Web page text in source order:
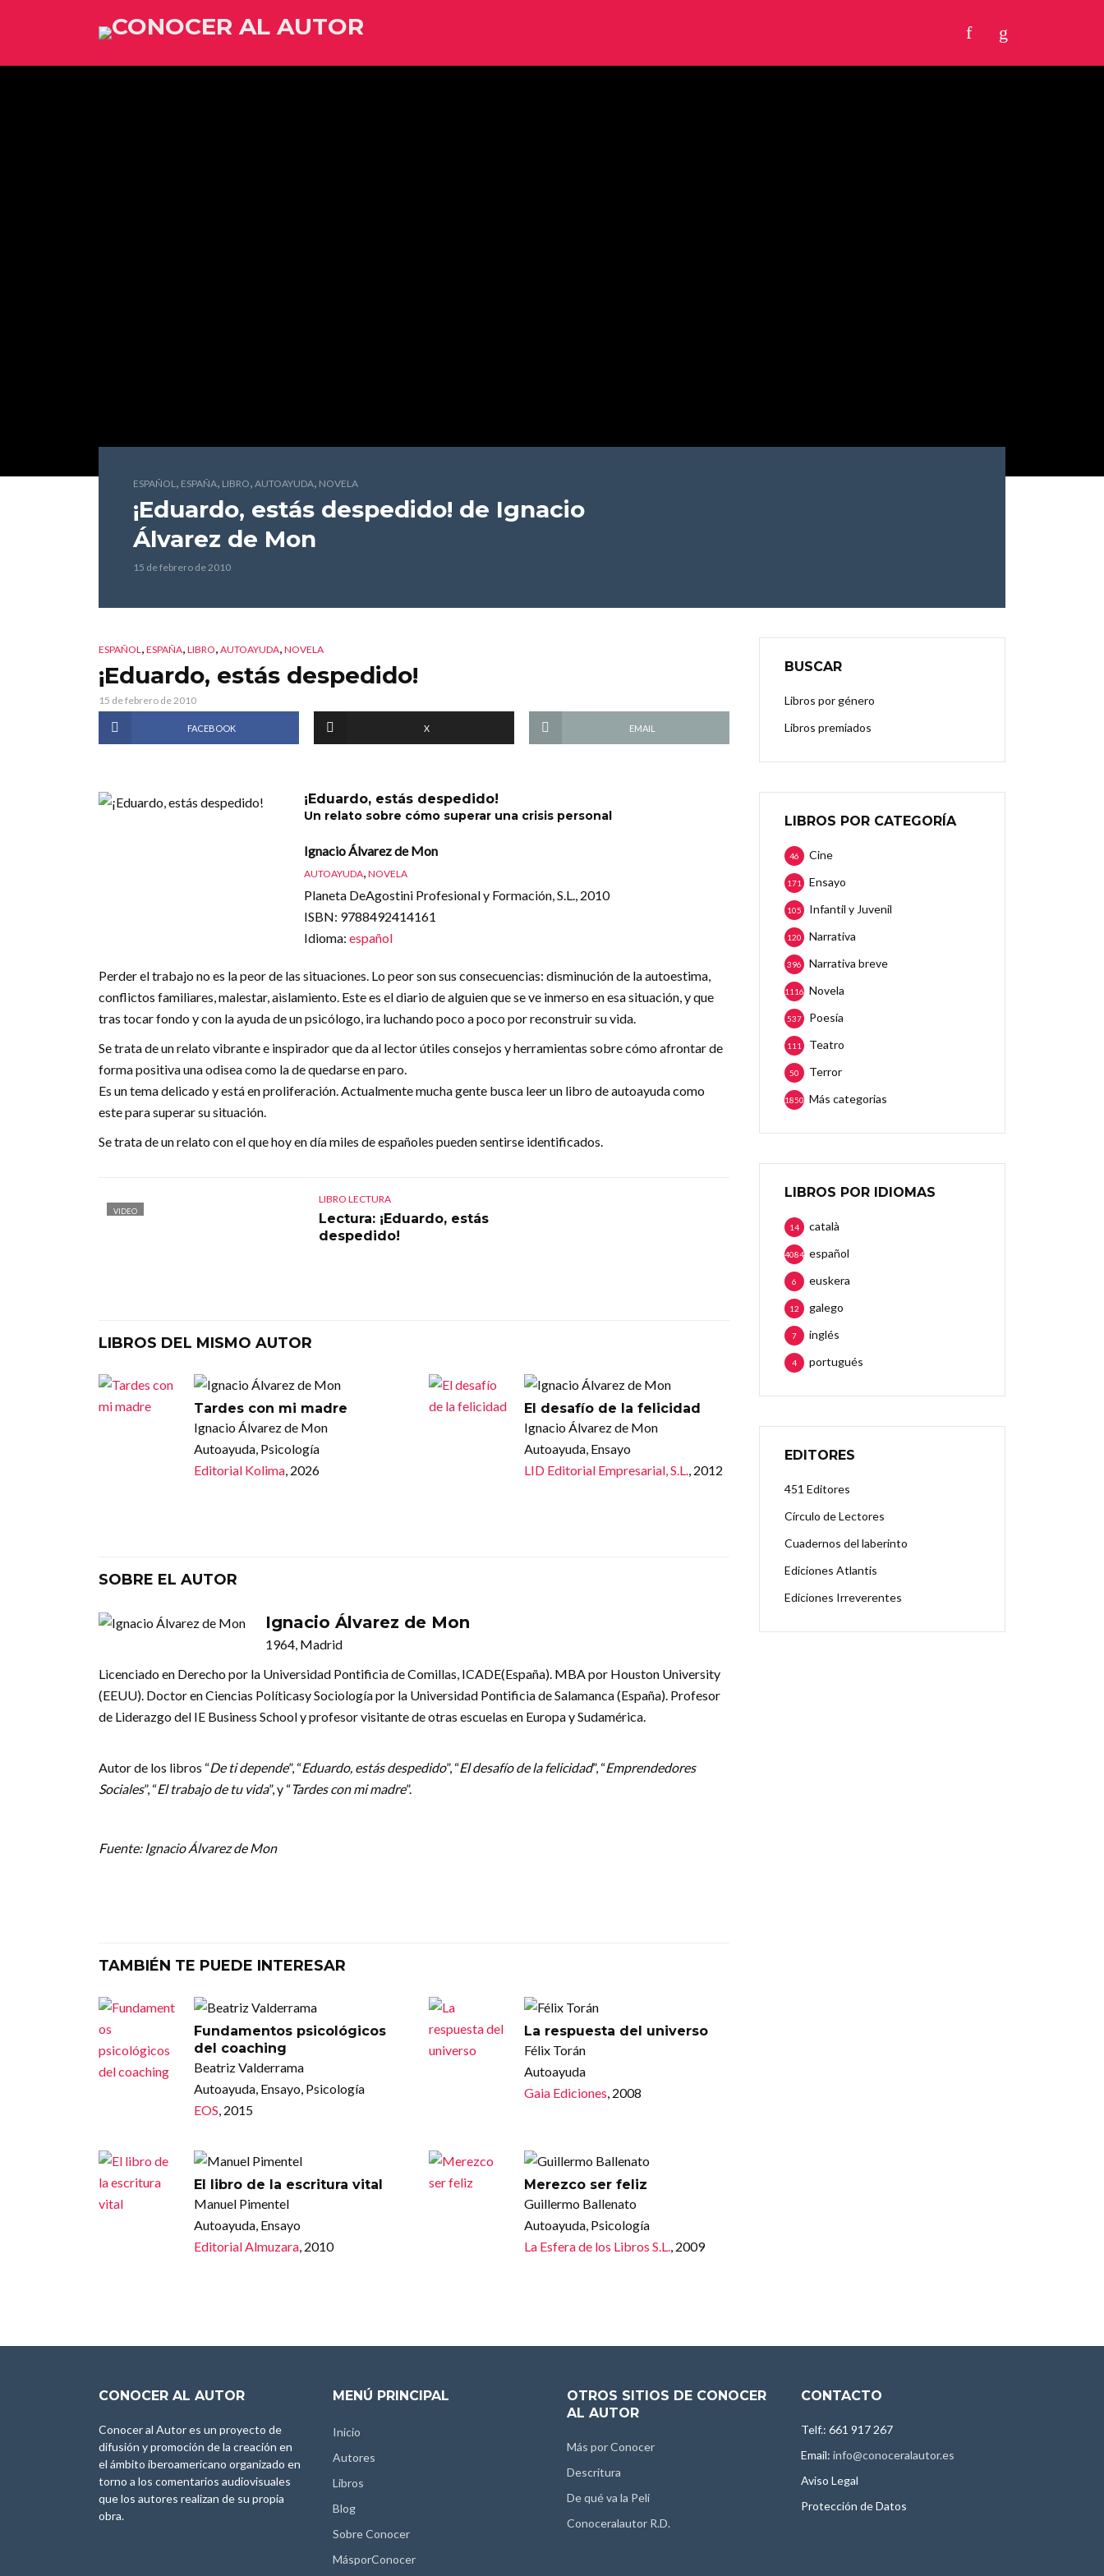
ESPAÑOL, ESPAÑA, LIBRO, AUTOAYUDA, NOVELA
¡Eduardo, estás despedido! de Ignacio
Álvarez de Mon
15 de febrero de 2010
ESPAÑOL, ESPAÑA, LIBRO, AUTOAYUDA, NOVELA
¡Eduardo, estás despedido!
15 de febrero de 2010
FACEBOOK X EMAIL
¡Eduardo, estás despedido!
Un relato sobre cómo superar una crisis personal
Ignacio Álvarez de Mon
AUTOAYUDA, NOVELA
Planeta DeAgostini Profesional y Formación, S.L., 2010
ISBN: 9788492414161
Idioma: español
Perder el trabajo no es la peor de las situaciones. Lo peor son sus consecuencias: disminución de la autoestima,
conflictos familiares, malestar, aislamiento. Este es el diario de alguien que se ve inmerso en esa situación, y que
tras tocar fondo y con la ayuda de un psicólogo, ira luchando poco a poco por reconstruir su vida.
Se trata de un relato vibrante e inspirador que da al lector útiles consejos y herramientas sobre cómo afrontar de
forma positiva una odisea como la de quedarse en paro.
Es un tema delicado y está en proliferación. Actualmente mucha gente busca leer un libro de autoayuda como
este para superar su situación.
Se trata de un relato con el que hoy en día miles de españoles pueden sentirse identificados.
VIDEO
LIBRO LECTURA
Lectura: ¡Eduardo, estás
despedido!
LIBROS DEL MISMO AUTOR
Tardes con mi madre
Ignacio Álvarez de Mon
Autoayuda, Psicología
Editorial Kolima, 2026
El desafío de la felicidad
Ignacio Álvarez de Mon
Autoayuda, Ensayo
LID Editorial Empresarial, S.L., 2012
SOBRE EL AUTOR
Ignacio Álvarez de Mon
1964, Madrid
Licenciado en Derecho por la Universidad Pontificia de Comillas, ICADE(España). MBA por Houston University
(EEUU). Doctor en Ciencias Políticasy Sociología por la Universidad Pontificia de Salamanca (España). Profesor
de Liderazgo del IE Business School y profesor visitante de otras escuelas en Europa y Sudamérica.
Autor de los libros “De ti depende”, “Eduardo, estás despedido”, “El desafío de la felicidad”, “Emprendedores
Sociales”, “El trabajo de tu vida”, y “Tardes con mi madre”.
Fuente: Ignacio Álvarez de Mon
TAMBIÉN TE PUEDE INTERESAR
Fundamentos psicológicos
del coaching
Beatriz Valderrama
Autoayuda, Ensayo, Psicología
EOS, 2015
La respuesta del universo
Félix Torán
Autoayuda
Gaia Ediciones, 2008
El libro de la escritura vital
Manuel Pimentel
Autoayuda, Ensayo
Editorial Almuzara, 2010
Merezco ser feliz
Guillermo Ballenato
Autoayuda, Psicología
La Esfera de los Libros S.L., 2009
BUSCAR
Libros por género
Libros premiados
LIBROS POR CATEGORÍA
Cine
46
Ensayo
171
Infantil y Juvenil
105
Narrativa
120
Narrativa breve
396
Novela
1116
Poesía
537
Teatro
111
Terror
50
Más categorias
1850
LIBROS POR IDIOMAS
català
14
español
4084
euskera
6
galego
12
inglés
7
portugués
4
EDITORES
451 Editores
Círculo de Lectores
Cuadernos del laberinto
Ediciones Atlantis
Ediciones Irreverentes
CONOCER AL AUTOR
Conocer al Autor es un proyecto de
difusión y promoción de la creación en
el ámbito iberoamericano organizado en
torno a los comentarios audiovisuales
que los autores realizan de su propia
obra.
MENÚ PRINCIPAL
Inicio
Autores
Libros
Blog
Sobre Conocer
MásporConocer
OTROS SITIOS DE CONOCER
AL AUTOR
Más por Conocer
Descritura
De qué va la Peli
Conoceralautor R.D.
CONTACTO
Telf.: 661 917 267
Email: info@conoceralautor.es
Aviso Legal
Protección de Datos